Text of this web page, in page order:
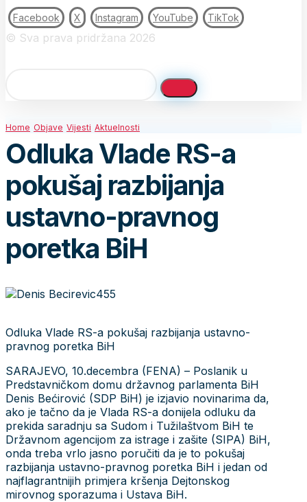
Facebook X Instagram YouTube TikTok
© Sva prava pridržana 2026
Home Objave Vijesti Aktuelnosti
Odluka Vlade RS-a
pokušaj razbijanja
ustavno-pravnog
poretka BiH
Odluka Vlade RS-a pokušaj razbijanja ustavno-
pravnog poretka BiH
SARAJEVO, 10.decembra (FENA) – Poslanik u
Predstavničkom domu državnog parlamenta BiH
Denis Bećirović (SDP BiH) je izjavio novinarima da,
ako je tačno da je Vlada RS-a donijela odluku da
prekida saradnju sa Sudom i Tužilaštvom BiH te
Državnom agencijom za istrage i zašite (SIPA) BiH,
onda treba vrlo jasno poručiti da je to pokušaj
razbijanja ustavno-pravnog poretka BiH i jedan od
najflagrantnijih primjera kršenja Dejtonskog
mirovnog sporazuma i Ustava BiH.